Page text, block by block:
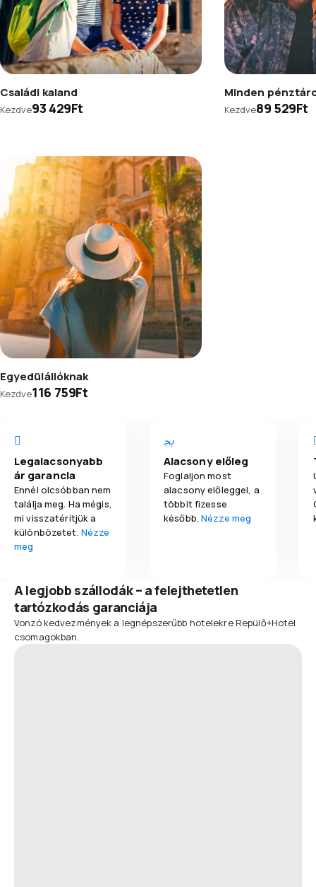
Családi kaland
Kezdve93 429Ft
Minden
Kezdve89 529Ft
Egyedülállóknak
Kezdve116 759Ft
Legalacsonyabb
ár garancia
Ennél olcsóbban nem
találja meg. Ha mégis,
mi visszatérítjük a
különbözetet. Nézze
meg
Alacsony előleg
Foglaljon most
alacsony előleggel, a
többit fizesse
később.Nézze meg
A legjobb szállodák – a felejthetetlen
tartózkodás garanciája
Vonzó kedvezmények a legnépszerűbb hotelekre Repülő+Hotel
csomagokban.